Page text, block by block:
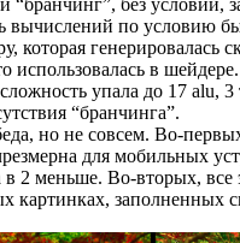
вычислений по условию
которая генерировалась
использовалась в шейдере.
упала до 17 alu, 3
“бранчинга”.
но не совсем. Во-
для мобильных
2 меньше. Во-вторых, все
картинках, заполненных